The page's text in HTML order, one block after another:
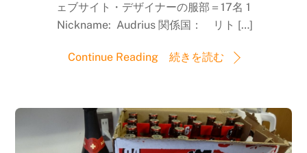
ェブサイト・デザイナーの服部＝17名 1
Nickname: Audrius 関係国： リト […]
Continue Reading 続きを読む